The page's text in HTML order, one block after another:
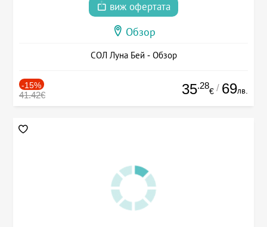
виж офертата
Обзор
СОЛ Луна Бей - Обзор
-15%
41.42€ 35.28
€ / 69лв.